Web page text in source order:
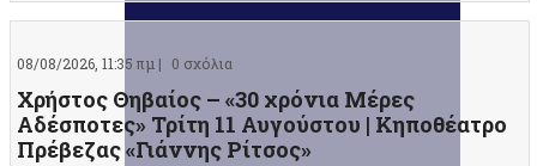
08/08/2026, 11:35 πμ | 0 σχόλια
Χρήστος Θηβαίος – «30 χρόνια Μέρες
Αδέσποτες» Τρίτη 11 Αυγούστου | Κηποθέατρο
Πρέβεζας «Γιάννης Ρίτσος»